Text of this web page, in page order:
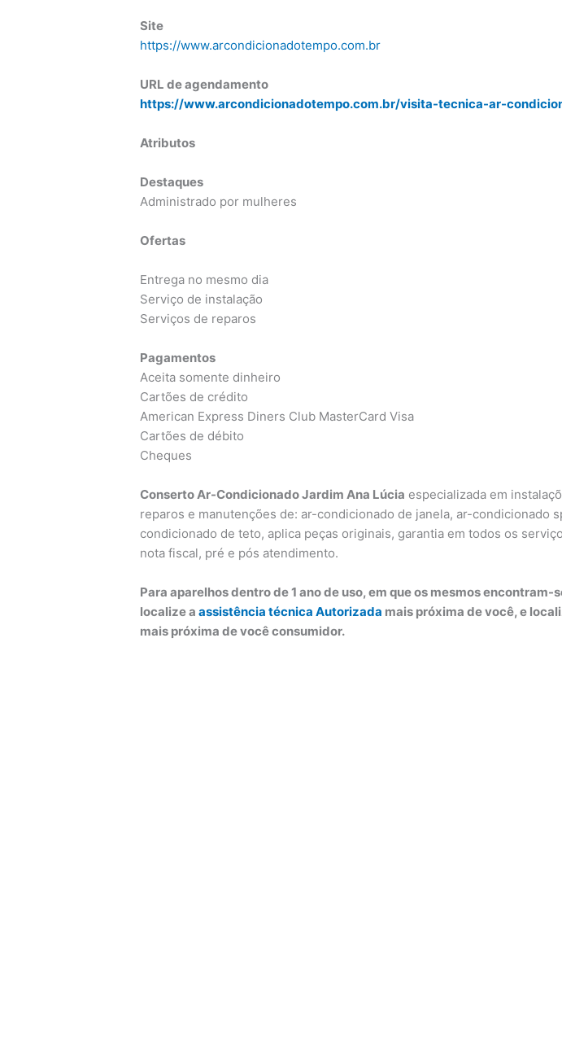
Site
https://www.arcondicionadotempo.com.br
URL de agendamento
https://www.arcondicionadotempo.com.br/visita-tecnica-ar-
Atributos
Destaques
Administrado por mulheres
Ofertas
Entrega no mesmo dia
Serviço de instalação
Serviços de reparos
Pagamentos
Aceita somente dinheiro
Cartões de crédito
American Express Diners Club MasterCard Visa
Cartões de débito
Cheques
Conserto Ar-Condicionado Jardim Ana Lúcia especializada em
reparos e manutenções de: ar-condicionado de janela, ar-condicionado
condicionado de teto, aplica peças originais, garantia em todos os
nota fiscal, pré e pós atendimento.
Para aparelhos dentro de 1 ano de uso, em que os mesmos encontram-
localize aassistência técnica Autorizada mais próxima de você, e
mais próxima de você consumidor.